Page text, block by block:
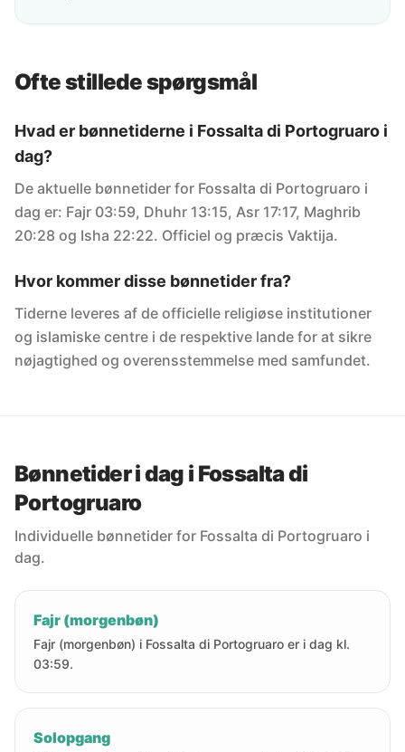
Ofte stillede spørgsmål
Hvad er bønnetiderne i Fossalta di Portogruaro i
dag?
De aktuelle bønnetider for Fossalta di Portogruaro i
dag er: Fajr 03:59, Dhuhr 13:15, Asr 17:17, Maghrib
20:28 og Isha 22:22. Officiel og præcis Vaktija.
Hvor kommer disse bønnetider fra?
Tiderne leveres af de officielle religiøse institutioner
og islamiske centre i de respektive lande for at sikre
nøjagtighed og overensstemmelse med samfundet.
Bønnetider i dag i Fossalta di
Portogruaro
Individuelle bønnetider for Fossalta di Portogruaro i
dag.
Fajr (morgenbøn)
Fajr (morgenbøn) i Fossalta di Portogruaro er i dag kl.
03:59.
Solopgang